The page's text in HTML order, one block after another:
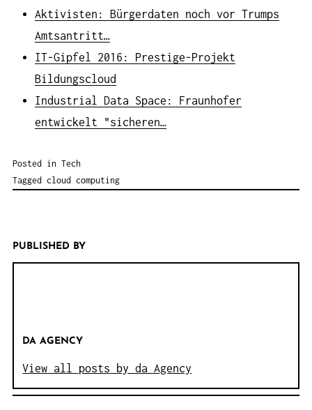
Aktivisten: Bürgerdaten noch vor Trumps
Amtsantritt…
IT-Gipfel 2016: Prestige-Projekt
Bildungscloud
Industrial Data Space: Fraunhofer
entwickelt "sicheren…
Posted in Tech
Tagged cloud computing
PUBLISHED BY
DA AGENCY
View all posts by da Agency